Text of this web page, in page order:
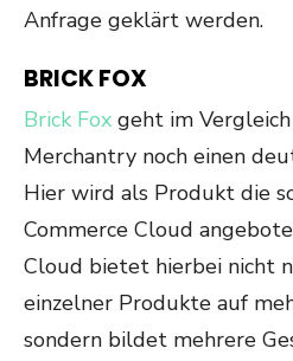
Anfrage geklärt werden.
BRICK FOX
Brick Fox geht im
Merchantry noch einen
Hier wird als Produkt die
Commerce Cloud
Cloud bietet hierbei nicht
einzelner Produkte auf
sondern bildet mehrere